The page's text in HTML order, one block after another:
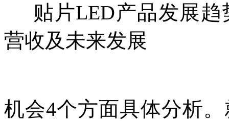
贴片LED产品发展趋
营收及未来发展
机会4个方面具体分析